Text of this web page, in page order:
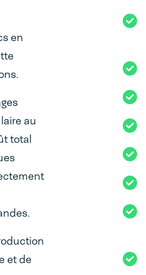
en
au
total
et de